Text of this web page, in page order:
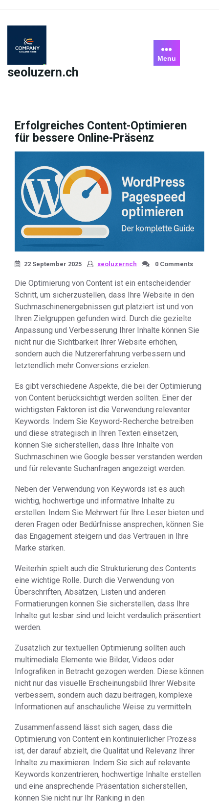
content
seoluzern.ch
Menu
Erfolgreiches Content-Optimieren
für bessere Online-Präsenz
22 September 2025 seoluzernch 0 Comments
Die Optimierung von Content ist ein entscheidender
Schritt, um sicherzustellen, dass Ihre Website in den
Suchmaschinenergebnissen gut platziert ist und von
Ihren Zielgruppen gefunden wird. Durch die gezielte
Anpassung und Verbesserung Ihrer Inhalte können Sie
nicht nur die Sichtbarkeit Ihrer Website erhöhen,
sondern auch die Nutzererfahrung verbessern und
letztendlich mehr Conversions erzielen.
Es gibt verschiedene Aspekte, die bei der Optimierung
von Content berücksichtigt werden sollten. Einer der
wichtigsten Faktoren ist die Verwendung relevanter
Keywords. Indem Sie Keyword-Recherche betreiben
und diese strategisch in Ihren Texten einsetzen,
können Sie sicherstellen, dass Ihre Inhalte von
Suchmaschinen wie Google besser verstanden werden
und für relevante Suchanfragen angezeigt werden.
Neben der Verwendung von Keywords ist es auch
wichtig, hochwertige und informative Inhalte zu
erstellen. Indem Sie Mehrwert für Ihre Leser bieten und
deren Fragen oder Bedürfnisse ansprechen, können Sie
das Engagement steigern und das Vertrauen in Ihre
Marke stärken.
Weiterhin spielt auch die Strukturierung des Contents
eine wichtige Rolle. Durch die Verwendung von
Überschriften, Absätzen, Listen und anderen
Formatierungen können Sie sicherstellen, dass Ihre
Inhalte gut lesbar sind und leicht verdaulich präsentiert
werden.
Zusätzlich zur textuellen Optimierung sollten auch
multimediale Elemente wie Bilder, Videos oder
Infografiken in Betracht gezogen werden. Diese können
nicht nur das visuelle Erscheinungsbild Ihrer Website
verbessern, sondern auch dazu beitragen, komplexe
Informationen auf anschauliche Weise zu vermitteln.
Zusammenfassend lässt sich sagen, dass die
Optimierung von Content ein kontinuierlicher Prozess
ist, der darauf abzielt, die Qualität und Relevanz Ihrer
Inhalte zu maximieren. Indem Sie sich auf relevante
Keywords konzentrieren, hochwertige Inhalte erstellen
und eine ansprechende Präsentation sicherstellen,
können Sie nicht nur Ihr Ranking in den